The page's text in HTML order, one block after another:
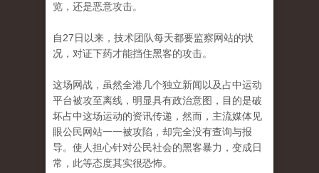
览，还是恶意攻击。
自27日以来，技术团队每天都要监察网站的状
况，对证下药才能挡住黑客的攻击。
这场网战，虽然全港几个独立新闻以及占中运动
平台被攻至离线，明显具有政治意图，目的是破
坏占中这场运动的资讯传递，然而，主流媒体见
眼公民网站一一被攻陷，却完全没有查询与报
导。 使人担心针对公民社会的黑客暴力，变成日
常，此等态度其实很恐怖。